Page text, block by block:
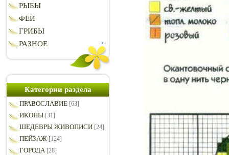
РЫБЫ
ФЕИ
ГРИБЫ
РАЗНОЕ
Категории раздела
ПРАВОСЛАВИЕ [63]
ИКОНЫ [31]
ШЕДЕВРЫ ЖИВОПИСИ [24]
ПЕЙЗАЖ [124]
ГОРОДА [28]